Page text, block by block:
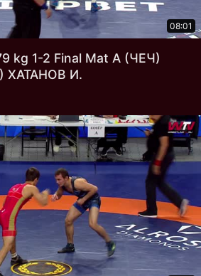
08:01
kg 1-2 Final Mat А (ЧЕЧ)
ХАТАНОВ И.